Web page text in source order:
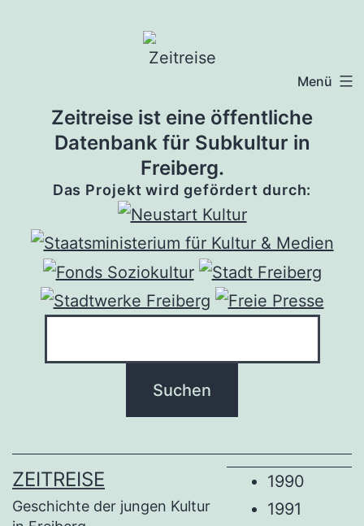
Menü
Zeitreise ist eine öffentliche
Datenbank für Subkultur in
Freiberg.
Das Projekt wird gefördert durch:
ZEITREISE
Geschichte der jungen Kultur
1990
1991